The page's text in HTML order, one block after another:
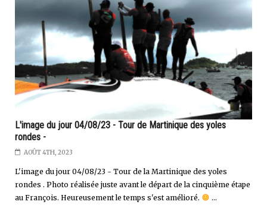
L'image du jour 04/08/23 - Tour de Martinique des yoles
rondes -
AOÛT 4TH, 2023
L'image du jour 04/08/23 - Tour de la Martinique des yoles
rondes . Photo réalisée juste avant le départ de la cinquième étape
au François. Heureusement le temps s'est amélioré.
...